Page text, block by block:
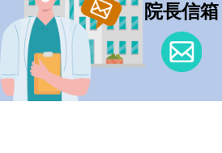
院長信箱